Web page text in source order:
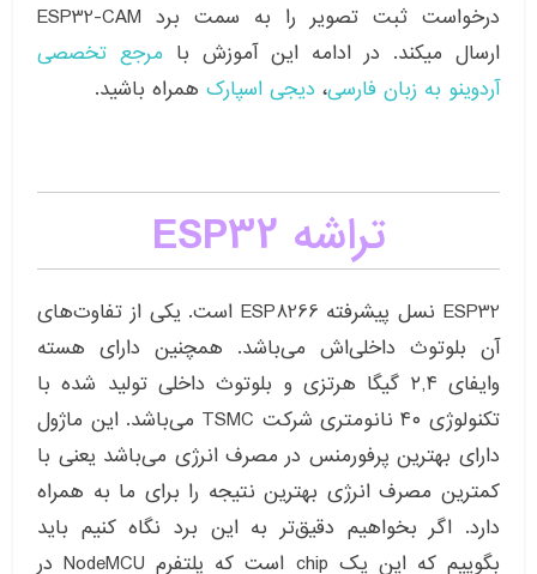
درخواست ثبت تصویر را به سمت برد ESP32-CAM
ارسال میکند. در ادامه این آموزش با مرجع تخصصی
آردوینو به زبان فارسی، دیجی اسپارک همراه باشید.
تراشه ESP32
ESP32 نسل پیشرفته ESP8266 است. یکی از تفاوت‌های
آن بلوتوث داخلی‌اش می‌باشد. همچنین دارای هسته
وایفای ۲,۴ گیگا هرتزی و بلوتوث داخلی تولید شده با
تکنولوژی ۴۰ نانومتری شرکت TSMC می‌باشد. این ماژول
دارای بهترین پرفورمنس در مصرف انرژی می‌باشد یعنی با
کمترین مصرف انرژی بهترین نتیجه را برای ما به همراه
دارد. اگر بخواهیم دقیق‌تر به این برد نگاه کنیم باید
بگوییم که این یک chip است که پلتفرم NodeMCU در